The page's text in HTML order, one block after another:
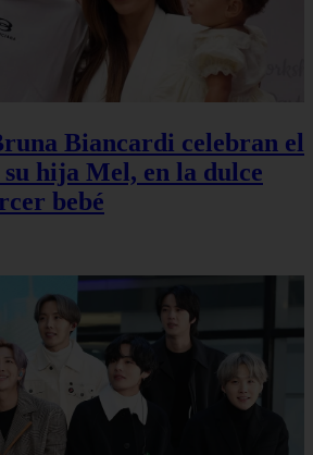
Biancardi celebran el
su hija Mel, en la dulce
bebé